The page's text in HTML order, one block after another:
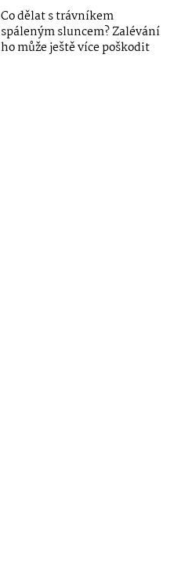
Co dělat s trávníkem
spáleným sluncem? Zalévání
ho může ještě více poškodit